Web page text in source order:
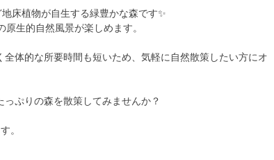
床植物が自生する緑豊かな森です✨
生的自然風景が楽しめます。
体的な所要時間も短いため、気軽に自然散策したい方にオ
ぷりの森を散策してみませんか？
。